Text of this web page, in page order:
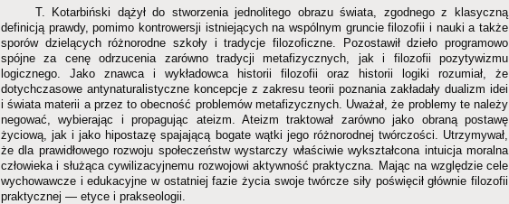
T. Kotarbiński dążył do stworzenia jednolitego obrazu świata, zgodnego z klasyczną
definicją prawdy, pomimo kontrowersji istniejących na wspólnym gruncie filozofii i nauki a także
sporów dzielących różnorodne szkoły i tradycje filozoficzne. Pozostawił dzieło programowo
spójne za cenę odrzucenia zarówno tradycji metafizycznych, jak i filozofii pozytywizmu
logicznego. Jako znawca i wykładowca historii filozofii oraz historii logiki rozumiał, że
dotychczasowe antynaturalistyczne koncepcje z zakresu teorii poznania zakładały dualizm idei
i świata materii a przez to obecność problemów metafizycznych. Uważał, że problemy te należy
negować, wybierając i propagując ateizm. Ateizm traktował zarówno jako obraną postawę
życiową, jak i jako hipostazę spajającą bogate wątki jego różnorodnej twórczości. Utrzymywał,
że dla prawidłowego rozwoju społeczeństw wystarczy właściwie wykształcona intuicja moralna
człowieka i służąca cywilizacyjnemu rozwojowi aktywność praktyczna. Mając na względzie cele
wychowawcze i edukacyjne w ostatniej fazie życia swoje twórcze siły poświęcił głównie filozofii
praktycznej — etyce i prakseologii.